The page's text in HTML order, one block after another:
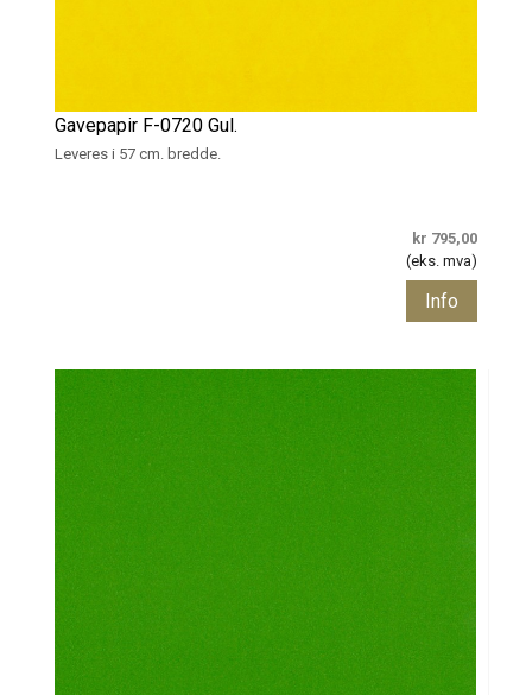
Gavepapir F-0720 Gul.
Leveres i 57 cm. bredde.
kr 795,00
(eks. mva)
Info